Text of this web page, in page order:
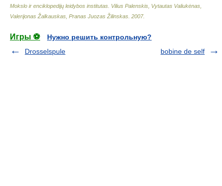
Mokslo ir enciklopedijų leidybos institutas Vilius Palenskis, Vytautas Valiukėnas,
Valerijonas Žalkauskas, Pranas Juozas Žilinskas 2007.
Игры ⚽
Нужно решить контрольную?
Drosselspule
bobine de self